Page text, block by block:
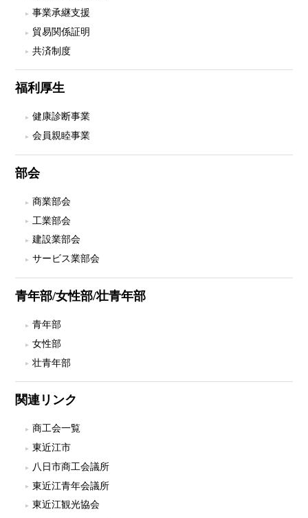
事業承継支援
貿易関係証明
共済制度
福利厚生
健康診断事業
会員親睦事業
部会
商業部会
工業部会
建設業部会
サービス業部会
青年部/女性部/壮青年部
青年部
女性部
壮青年部
関連リンク
商工会一覧
東近江市
八日市商工会議所
東近江青年会議所
東近江観光協会